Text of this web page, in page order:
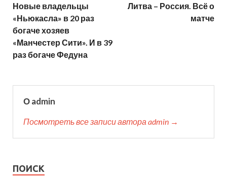
Новые владельцы
«Ньюкасла» в 20 раз
богаче хозяев
«Манчестер Сити». И в 39
раз богаче Федуна
Литва – Россия. Всё о
матче
О admin
Посмотреть все записи автора admin →
ПОИСК